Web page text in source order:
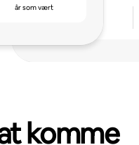
år som vært
komme